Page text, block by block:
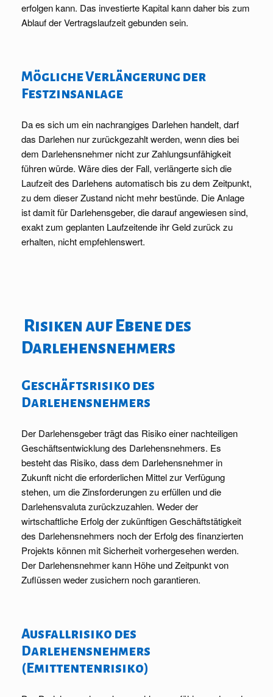
erfolgen kann. Das investierte Kapital kann daher bis zum
Ablauf der Vertragslaufzeit gebunden sein.
Mögliche Verlängerung der
Festzinsanlage
Da es sich um ein nachrangiges Darlehen handelt, darf
das Darlehen nur zurückgezahlt werden, wenn dies bei
dem Darlehensnehmer nicht zur Zahlungsunfähigkeit
führen würde. Wäre dies der Fall, verlängerte sich die
Laufzeit des Darlehens automatisch bis zu dem Zeitpunkt,
zu dem dieser Zustand nicht mehr bestünde. Die Anlage
ist damit für Darlehensgeber, die darauf angewiesen sind,
exakt zum geplanten Laufzeitende ihr Geld zurück zu
erhalten, nicht empfehlenswert.
Risiken auf Ebene des
Darlehensnehmers
Geschäftsrisiko des
Darlehensnehmers
Der Darlehensgeber trägt das Risiko einer nachteiligen
Geschäftsentwicklung des Darlehensnehmers. Es
besteht das Risiko, dass dem Darlehensnehmer in
Zukunft nicht die erforderlichen Mittel zur Verfügung
stehen, um die Zinsforderungen zu erfüllen und die
Darlehensvaluta zurückzuzahlen. Weder der
wirtschaftliche Erfolg der zukünftigen Geschäftstätigkeit
des Darlehensnehmers noch der Erfolg des finanzierten
Projekts können mit Sicherheit vorhergesehen werden.
Der Darlehensnehmer kann Höhe und Zeitpunkt von
Zuflüssen weder zusichern noch garantieren.
Ausfallrisiko des
Darlehensnehmers
(Emittentenrisiko)